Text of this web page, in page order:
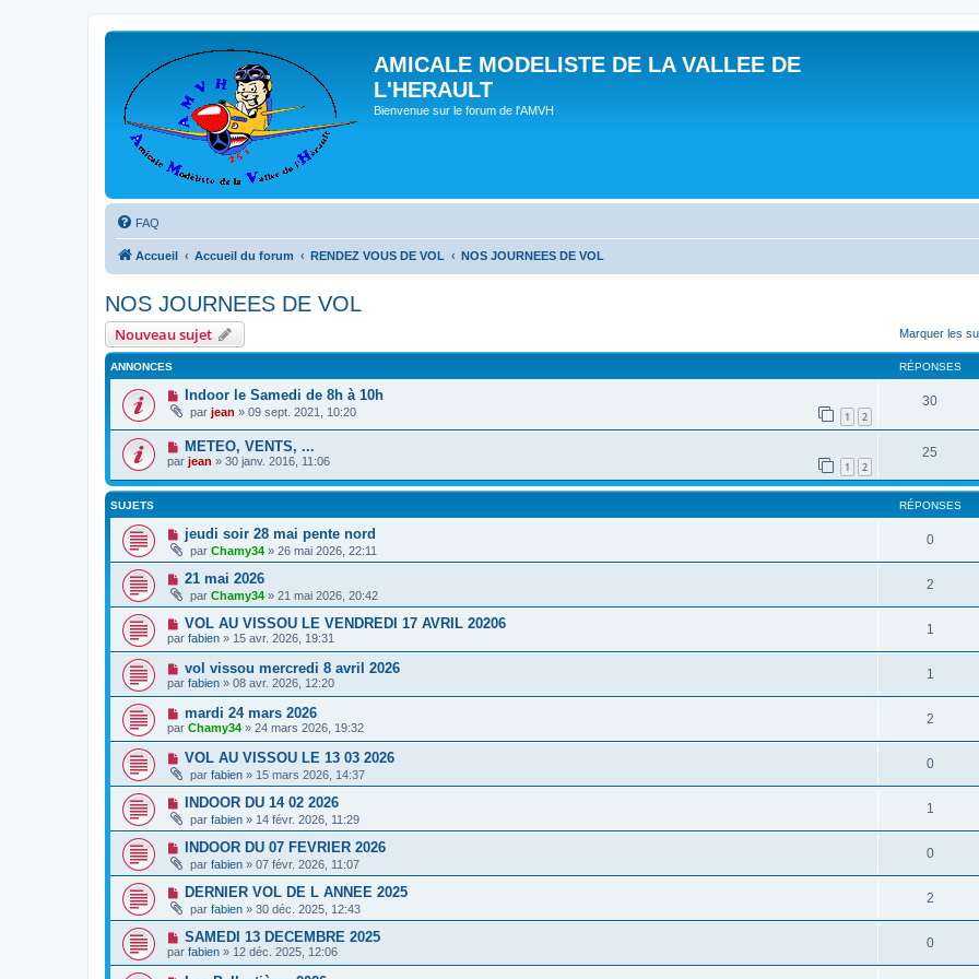
AMICALE MODELISTE DE LA VALLEE DE
L'HERAULT
Bienvenue sur le forum de l'AMVH
FAQ
Accueil Accueil du forum RENDEZ VOUS DE VOL NOS JOURNEES DE VOL
NOS JOURNEES DE VOL
Nouveau sujet Marquer les
ANNONCES RÉPONSES
Indoor le Samedi de 8h à 10h
par jean » 09 sept. 2021, 10:20 1 2
30
METEO, VENTS, ...
par jean » 30 janv. 2016, 11:06 1 2
25
SUJETS RÉPONSES
jeudi soir 28 mai pente nord
par Chamy34 » 26 mai 2026, 22:11
0
21 mai 2026
par Chamy34 » 21 mai 2026, 20:42
2
VOL AU VISSOU LE VENDREDI 17 AVRIL 20206
par fabien » 15 avr. 2026, 19:31
1
vol vissou mercredi 8 avril 2026
par fabien » 08 avr. 2026, 12:20
1
mardi 24 mars 2026
par Chamy34 » 24 mars 2026, 19:32
2
VOL AU VISSOU LE 13 03 2026
par fabien » 15 mars 2026, 14:37
0
INDOOR DU 14 02 2026
par fabien » 14 févr. 2026, 11:29
1
INDOOR DU 07 FEVRIER 2026
par fabien » 07 févr. 2026, 11:07
0
DERNIER VOL DE L ANNEE 2025
par fabien » 30 déc. 2025, 12:43
2
SAMEDI 13 DECEMBRE 2025
par fabien » 12 déc. 2025, 12:06
0